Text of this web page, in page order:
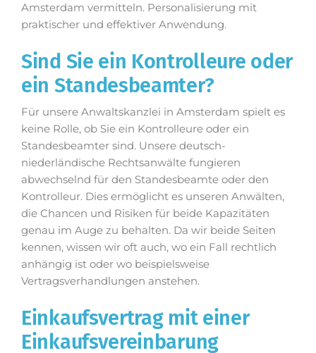
Amsterdam vermitteln. Personalisierung mit
praktischer und effektiver Anwendung.
Sind Sie ein Kontrolleure oder
ein Standesbeamter?
Für unsere Anwaltskanzlei in Amsterdam spielt es
keine Rolle, ob Sie ein Kontrolleure oder ein
Standesbeamter sind. Unsere deutsch-
niederländische Rechtsanwälte fungieren
abwechselnd für den Standesbeamte oder den
Kontrolleur. Dies ermöglicht es unseren Anwälten,
die Chancen und Risiken für beide Kapazitäten
genau im Auge zu behalten. Da wir beide Seiten
kennen, wissen wir oft auch, wo ein Fall rechtlich
anhängig ist oder wo beispielsweise
Vertragsverhandlungen anstehen.
Einkaufsvertrag mit einer
Einkaufsvereinbarung